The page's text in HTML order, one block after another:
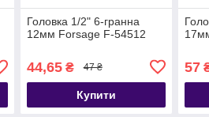
Головка 1/2" 6-гранна
12мм Forsage F-54512
44,65₴ 47 ₴
Купити
57